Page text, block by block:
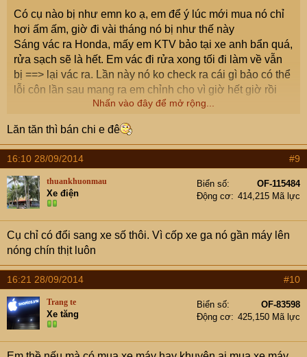
Có cụ nào bị như emn ko ạ, em để ý lúc mới mua nó chỉ
hơi ấm ấm, giờ đi vài tháng nó bị như thế này
Sáng vác ra Honda, mấy em KTV bảo tại xe anh bẩn quá,
rửa sạch sẽ là hết. Em vác đi rửa xong tối đi làm về vẫn
bị ==> lại vác ra. Lần này nó ko check ra cái gì bảo có thể
lỗi côn lần sau mang ra em chỉnh cho vì giờ hết giờ rồi
bị tình trạng này ?????
Nhấn vào đây để mở rộng...
Lăn tăn thì bán chi e đê
16:10 28/09/2014 #9
thuankhuonmau
Xe điện
Biển số
OF-115484
Động cơ
414,215 Mã lực
Cụ chỉ có đổi sang xe số thôi. Vì cốp xe ga nó gần máy lên
nóng chín thịt luôn
16:21 28/09/2014 #10
Trang te
Xe tăng
Biển số
OF-83598
Động cơ
425,150 Mã lực